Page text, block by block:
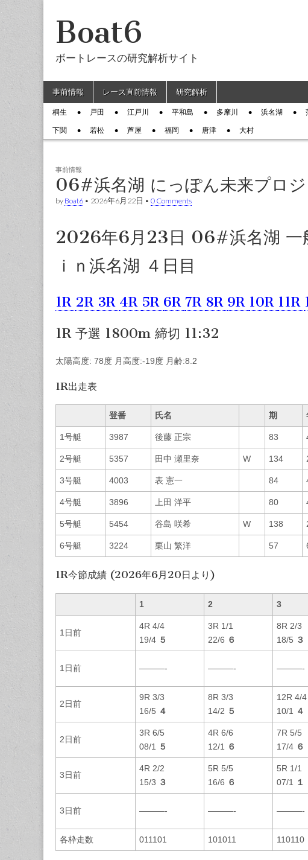
Boat6
ボートレースの研究解析サイト
Main menu
Skip to content
事前情報 レース直前情報 研究解析
Sub menu
桐生 戸田 江戸川 平和島 多摩川 浜名湖
下関 若松 芦屋 福岡 唐津 大村
事前情報
06#浜名湖 にっぽん未来プロ
by Boat6 • 2026年6月22日 • 0 Comments
2026年6月23日 06#浜名湖 一
ｉｎ浜名湖 ４日目
1R 2R 3R 4R 5R 6R 7R 8R 9R 10R 11R
1R 予選 1800m 締切 11:32
太陽高度: 78度 月高度:-19度 月齢:8.2
1R出走表
登番 氏名 期
1号艇 3987 後藤 正宗 83
2号艇 5357 田中 瀬里奈 W 134
3号艇 4003 表 憲一 84
4号艇 3896 上田 洋平 80
5号艇 5454 谷島 咲希 W 138
6号艇 3224 栗山 繁洋 57
1R今節成績 (2026年6月20日より)
1 2 3
1日前
4R 4/4
19/4 ５
3R 1/1
22/6 ６
8R 2/3
18/5 ３
1日前 ———- ———- ———-
2日前
9R 3/3
16/5 ４
8R 3/3
14/2 ５
12R 4/4
10/1
４
2日前
3R 6/5
08/1
５
4R 6/6
12/1
６
7R 5/5
17/4 ６
3日前
4R 2/2
15/3 ３
5R 5/5
16/6 ６
5R 1/1
07/1
１
3日前 ———- ———- ———-
各枠走数 011101 101011 110110